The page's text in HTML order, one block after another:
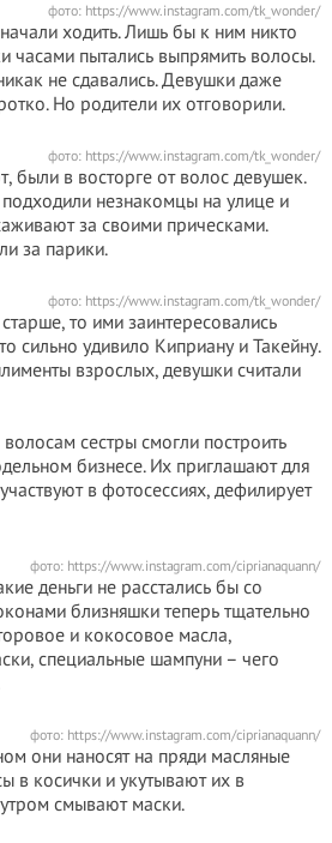
фото: https://www.instagram.com/tk_wonder/
ходить. Лишь бы к ним никто
часами пытались выпрямить волосы.
не сдавались. Девушки даже
Но родители их отговорили.
фото: https://www.instagram.com/tk_wonder/
были в восторге от волос девушек.
незнакомцы на улице и
за своими прическами.
за парики.
фото: https://www.instagram.com/tk_wonder/
то ими заинтересовались
сильно удивило Киприану и Такейну.
взрослых, девушки считали
сестры смогли построить
бизнесе. Их приглашают для
в фотосессиях, дефилирует
фото: https://www.instagram.com/ciprianaquann/
деньги не расстались бы со
близняшки теперь тщательно
и кокосовое масла,
специальные шампуни – чего
фото: https://www.instagram.com/ciprianaquann/
они наносят на пряди масляные
в косички и укутывают их в
смывают маски.